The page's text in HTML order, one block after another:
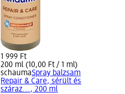
1 999 Ft
200 ml (10,00 Ft / 1 ml)
schaumaSpray balzsam
Repair & Care, sérült és
száraz..., 200 ml